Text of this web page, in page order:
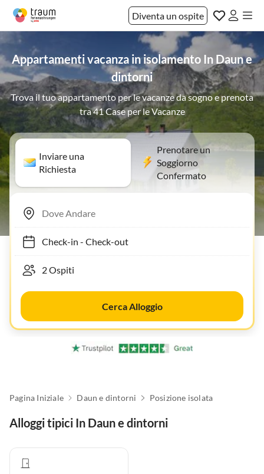
Diventa un ospite
Appartamenti vacanza in isolamento In Daun e
dintorni
Trova il tuo appartamento per le vacanze da sogno e prenota
tra 41 Case per le Vacanze
Inviare una
Richiesta
Prenotare un
Soggiorno
Confermato
Check-in- Check-out
Cerca Alloggio
Pagina Iniziale Daun e dintorni Posizione isolata
Alloggi tipici In Daun e dintorni